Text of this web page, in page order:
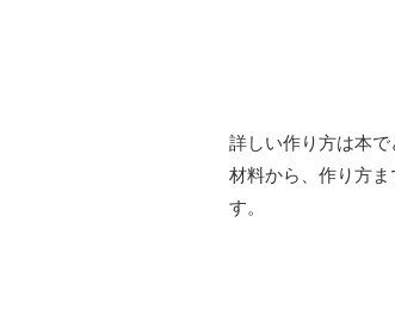
詳しい作り方は本
材料から、作り方
す。